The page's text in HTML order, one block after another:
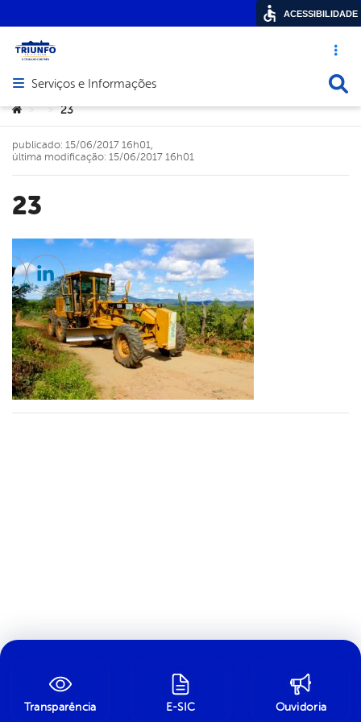
Acesso
Abrir menu principal de navegação
Serviços e Informações
Você está aqui:
> > 23
23
publicado: 15/06/2017 16h01,
última modificação: 15/06/2017 16h01
Twitter
Linkedin
Transparência E-SIC Ouvidoria
ACESSIBILIDADE